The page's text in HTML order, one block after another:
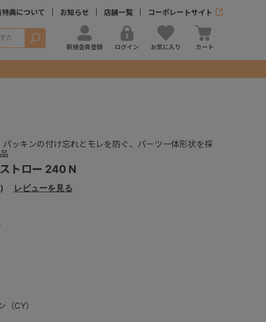
特典について お知らせ 店舗一覧 コーポレートサイト
検索
新規会員登録 ログイン お気に入り カート
ッキンの付け忘れとモレを防ぐ、パーツ一体形状を採
トロー 240 N
レビューを見る
（CY）